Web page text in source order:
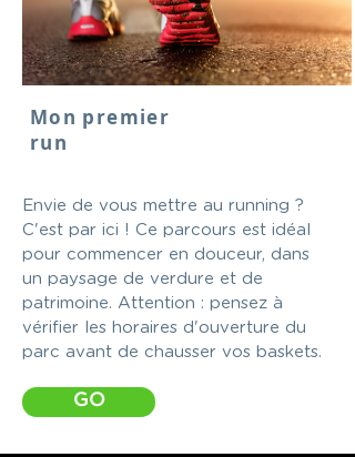
Mon premier
run
Envie de vous mettre au running ?
C'est par ici ! Ce parcours est idéal
pour commencer en douceur, dans
un paysage de verdure et de
patrimoine. Attention : pensez à
vérifier les horaires d'ouverture du
parc avant de chausser vos baskets.
GO